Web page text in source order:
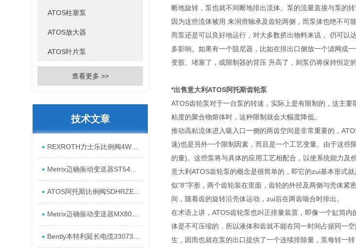
ATOS柱塞泵
ATOS放大器
ATOS叶片泵
查看更多 >>
技术文章
断地旋转，泵也就不间断地排出流体。泵的流量直接与泵的
因为这些流体被用 来润滑轴承及齿轮两侧，而泵体也绝不
而泵还是可以良好地运行，对大多数挤出物料来说， 仍可以
多影响。如果有一个阻尼器，比如在排出口侧放一个滤网或
变脏、堵塞了，或限制器的背压 升高了，则泵仍将保持恒定
*出售意大利ATOS阿托斯齿轮泵
ATOS齿轮泵对于一台泵的转速，实际上是有限制的，这主
粘度的聚合物熔体时，这种限制就会大幅度降低。
推动高粘流体进入吸入口一侧的两齿空间是非常重要的，
速)也是另外一个限制因素，而且是一个工艺变量。由于这些
的量)。这些泵将与具体的应用工艺相配合，以使系统能力及价
意大利ATOS齿轮泵的概念是很简单的，即它的zui基本形式
似“8”字形，两个齿轮装在里面，齿轮的外径及两侧与壳体
间，随着齿的旋转沿壳体运动，zui后在两齿啮合时排出。
在术语上讲，ATOS齿轮泵也叫正排量装置，即像一个缸筒
体是不可压缩的，所以液体和齿就不能在同一时间占据同一
生，因而也就在泵的出口提供了一个连续排除量，泵每转一